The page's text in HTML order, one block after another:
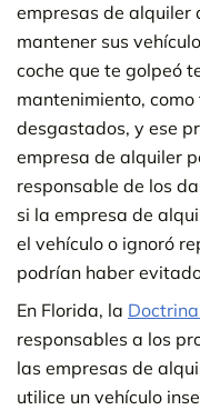
empresas de alquiler
mantener sus
coche que te golpeó
mantenimiento,
desgastados, y ese
empresa de alquiler
responsable de los
si la empresa de
el vehículo o ignoró
podrían haber
En Florida, la
responsables a los
las empresas de
utilice un vehículo